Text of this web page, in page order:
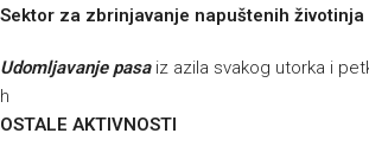
Sektor za zbrinjavanje napuštenih životinja
Udomljavanje pasaiz azila svakog utorka i
h
OSTALE AKTIVNOSTI